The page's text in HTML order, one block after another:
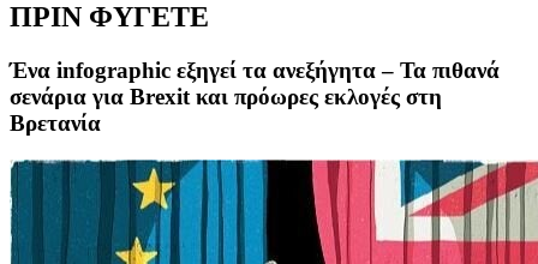
ΠΡΙΝ ΦΥΓΕΤΕ
Ένα infographic εξηγεί τα ανεξήγητα – Τα πιθανά
σενάρια για Brexit και πρόωρες εκλογές στη
Βρετανία